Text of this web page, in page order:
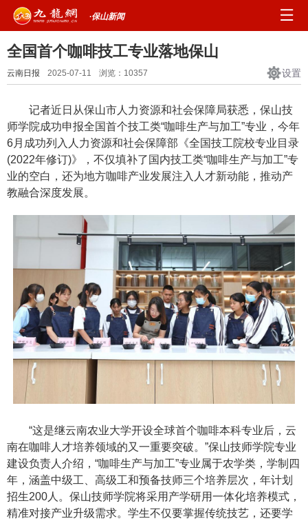
·保山新闻
全国首个咖啡技工专业落地保山
云南日报 2025-07-11 浏览： 10357 设置
记者近日从保山市人力资源和社会保障局获悉，保山技
师学院成功申报全国首个技工类“咖啡生产与加工”专业，今年
6月成功列入人力资源和社会保障部《全国技工院校专业目录
(2022年修订)》，不仅填补了国内技工类“咖啡生产与加工”专
业的空白，还为地方咖啡产业发展注入人才新动能，推动产
教融合深度发展。
“这是继云南农业大学开设全球首个咖啡本科专业后，云
南在咖啡人才培养领域的又一重要突破。”保山技师学院专业
建设负责人介绍，“咖啡生产与加工”专业属于农学类，学制四
年，涵盖中级工、高级工和预备技师三个培养层次，年计划
招生200人。保山技师学院将采用产学研用一体化培养模式，
精准对接产业升级需求。学生不仅要掌握传统技艺，还要学